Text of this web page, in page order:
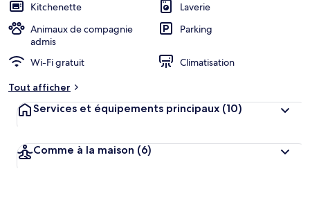
Kitchenette
Laverie
Animaux de compagnie
admis
Parking
Wi-Fi gratuit
Climatisation
Tout afficher
Services et équipements principaux (10)
Comme à la maison (6)